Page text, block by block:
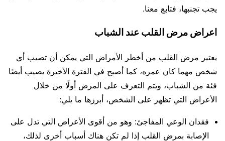
يجب تجنبها، فتابع معنا.
اعراض مرض القلب عند الشباب
يعتبر مرض القلب من أخطر الأمراض التي يمكن أن تصيب أي
شخص مهما كان عمره، كما أصبح في الفترة الأخيرة يصيب أيضًا
فئة من الشباب، ويتم التعرف على المرض أولًا من خلال
الأعراض التي تظهر على الشخص، أبرزها ما يلي:
فقدان الوعي المفاجئ: وهو من أقوى الأعراض التي تدل على
الإصابة بمرض القلب إذا لم تكن هناك أسباب أخرى لذلك،